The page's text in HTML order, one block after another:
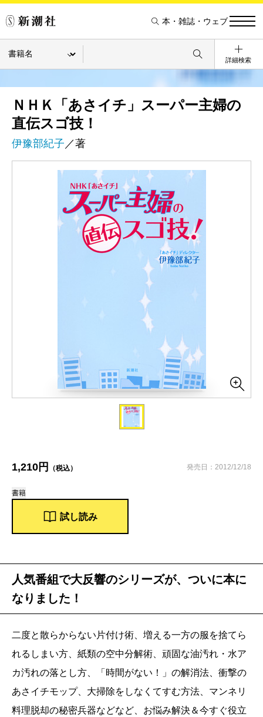
本・雑誌・ウェブ
詳細検索
ＮＨＫ「あさイチ」スーパー主婦の
直伝スゴ技！
伊豫部紀子 ／著
1,210円 （税込） 発売日：2012/12/18
書籍
試し読み
人気番組で大反響のシリーズが、ついに本に
なりました！
二度と散らからない片付け術、増える一方の服を捨てら
れるしまい方、紙類の空中分解術、頑固な油汚れ・水ア
カ汚れの落とし方、「時間がない！」の解消法、衝撃の
あさイチモップ、大掃除をしなくてすむ方法、マンネリ
料理脱却の秘密兵器などなど、お悩み解決＆今すぐ役立